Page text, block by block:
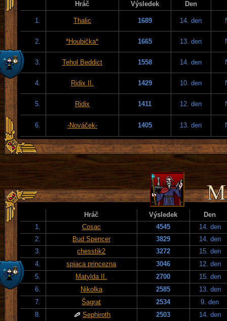
Hráč Výsledek Den
1. Thalic 1689 14. den
2. *Houbička* 1665 13. den
3. Tehol Beddict 1558 14. den
4. Ridix II. 1429 10. den
5. Ridix 1411 12. den
6. -Nováček- 1405 13. den
Hráč Výsledek
Den
1.
Cosac 4545
14. den
2.
Bud Spencer 3829
14. den
3.
chesstik2 3272
15. den
4.
spiaca princezna 3046
12. den
5.
Matylda II. 2700
15. den
6.
Nikolka 2585
13. den
7.
Šagrat 2534
9. den
8.
Sephiroth 2503
14. den